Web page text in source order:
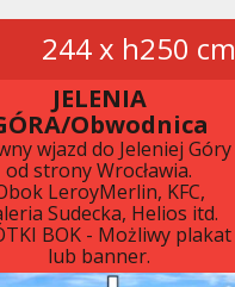
244 x h250 cm
JELENIA
Obwodnica
wjazd do Jeleniej Góry
od strony Wrocławia.
LeroyMerlin, KFC,
Sudecka, Helios itd.
BOK - Możliwy plakat
lub banner.